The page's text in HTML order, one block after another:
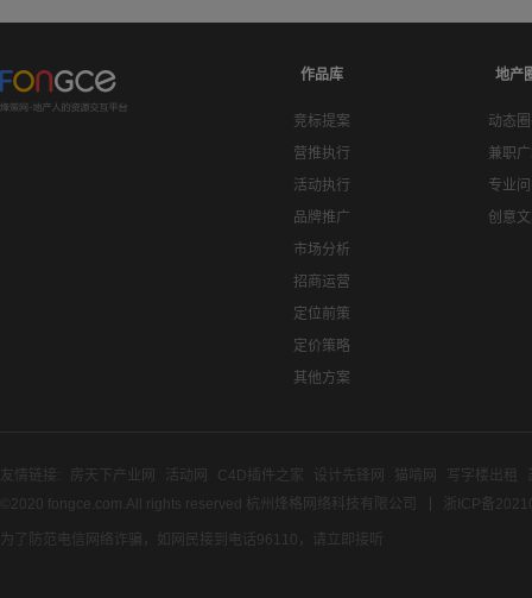
作品库
竞标提案
营推执行
活动执行
品牌推广
市场分析
招商运营
定位前策
定价策略
其他方案
地产
动态
兼职
专业
创意
友情链接: 房天下产业网 活动网 C4D插件之家 设计先锋网 猫啃网 写字楼出租
©2020 fongce.com.All rights reserved 杭州烽格网络科技有限公司
浙ICP备
为了防范电信网络诈骗，如网民接到电话96110，请立即接听